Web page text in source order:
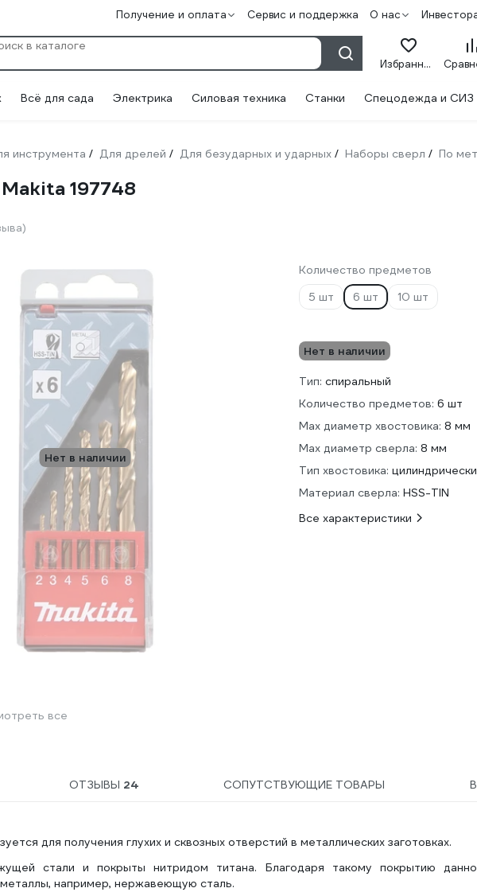
Получение и оплата Сервис и поддержка О нас
Избранное
Всё для сада Электрика Силовая техника Станки Спецодежда и СИЗ
инструмента / Для дрелей / Для безударных и ударных / Наборы сверл / По
197748
Нет в наличии
Количество предметов
5 шт
6 шт 10 шт
Нет в наличии
Тип: спиральный
Количество предметов: 6 шт
Max диаметр хвостовика: 8 мм
Max диаметр сверла: 8 мм
Тип хвостовика:
Материал сверла: HSS-TIN
Все характеристики
все
ОТЗЫВЫ 24 СОПУТСТВУЮЩИЕ ТОВАРЫ
для получения глухих и сквозных отверстий в металлических заготовках.
стали и покрыты нитридом титана. Благодаря такому покрытию
например, нержавеющую сталь.